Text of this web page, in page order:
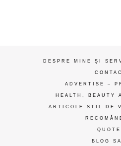
DESPRE MINE ȘI
ADVERTISE –
HEALTH, BEAUTY
ARTICOLE STIL DE
BLOG